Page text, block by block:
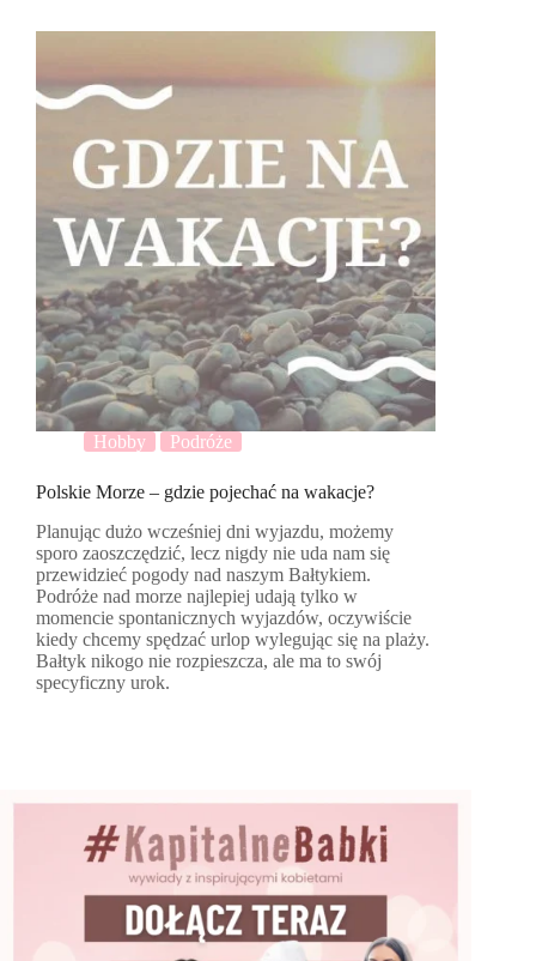
Hobby Podróże
Polskie Morze – gdzie pojechać na wakacje?
Planując dużo wcześniej dni wyjazdu, możemy
sporo zaoszczędzić, lecz nigdy nie uda nam się
przewidzieć pogody nad naszym Bałtykiem.
Podróże nad morze najlepiej udają tylko w
momencie spontanicznych wyjazdów, oczywiście
kiedy chcemy spędzać urlop wylegując się na plaży.
Bałtyk nikogo nie rozpieszcza, ale ma to swój
specyficzny urok.